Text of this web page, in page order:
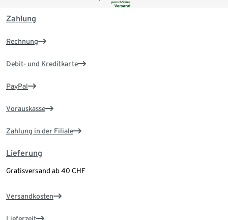
Zahlung
Rechnung
Debit- und Kreditkarte
PayPal
Vorauskasse
Zahlung in der Filiale
Lieferung
Gratisversand ab 40 CHF
Versandkosten
Lieferzeit